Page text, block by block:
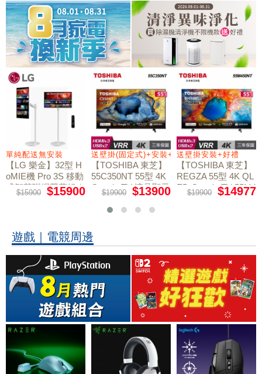
禮
單純配送無安裝
【LG 樂金】32型 H
oMIE機 Pro 3S 移動
式智慧聯網螢幕組｜
單純配送
$15900 $15900
送壁掛(固定式)+安裝+好禮贈
【TOSHIBA 東芝】
55C350NT 55型 4K
Google TV 液晶顯示
器｜含壁掛(固定式)
+安裝
$19900 $13900
送壁掛安裝+好禮
【TOSHIBA 東芝】
REGZA 55型 4K QL
ED Google TV 55M4
50NT液晶顯示器｜
$19900 $14977
遊戲｜電競周邊